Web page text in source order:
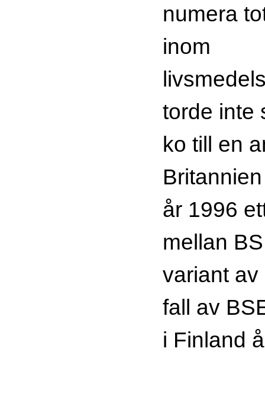
numera
inom
torde inte
ko till en
år 1996
mellan
variant av
fall av
i Finland